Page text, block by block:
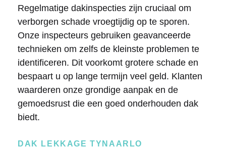
Regelmatige dakinspecties zijn cruciaal om
verborgen schade vroegtijdig op te sporen.
Onze inspecteurs gebruiken geavanceerde
technieken om zelfs de kleinste problemen te
identificeren. Dit voorkomt grotere schade en
bespaart u op lange termijn veel geld. Klanten
waarderen onze grondige aanpak en de
gemoedsrust die een goed onderhouden dak
biedt.
DAK LEKKAGE TYNAARLO